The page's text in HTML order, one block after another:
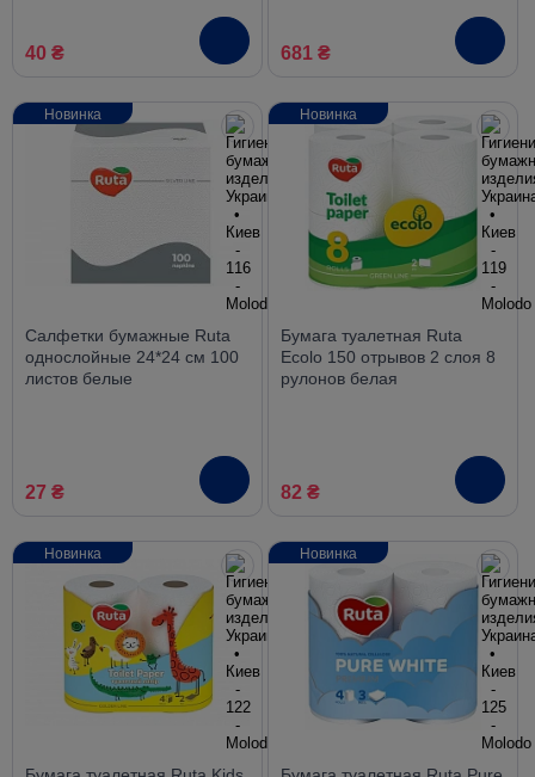
40 ₴ 681 ₴
Салфетки бумажные Ruta
однослойные 24*24 см 100
листов белые
27 ₴
Новинка
Бумага туалетная Ruta
Ecolo 150 отрывов 2 слоя 8
рулонов белая
82 ₴
Новинка
Новинка Новинка